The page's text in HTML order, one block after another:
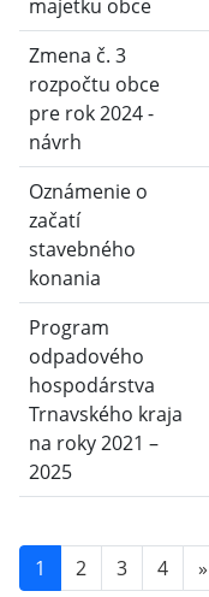
majetku obce
Zmena č. 3
rozpočtu obce
pre rok 2024 -
návrh
Oznámenie o
začatí
stavebného
konania
Program
odpadového
hospodárstva
Trnavského kraja
na roky 2021 –
2025
1
2 3 4 »